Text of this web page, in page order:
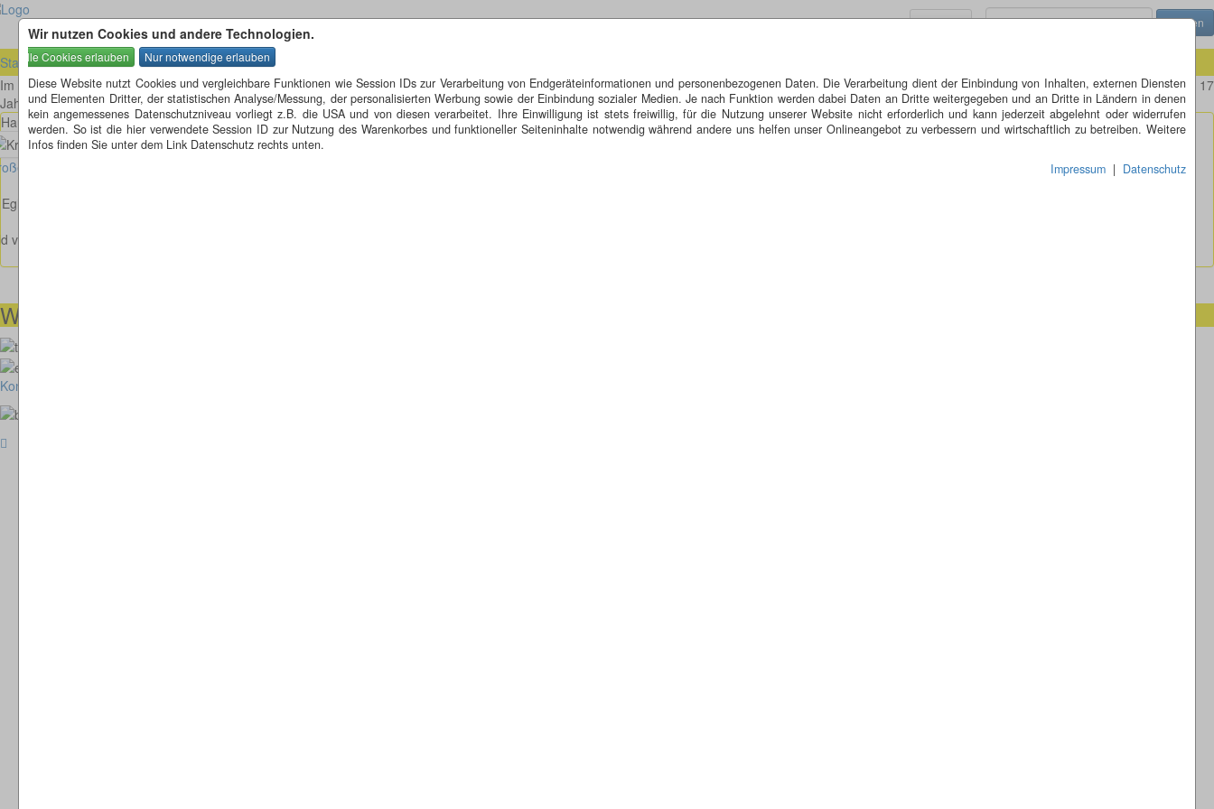
Wir nutzen Cookies und andere Technologien.
Diese Website nutzt Cookies und vergleichbare Funktionen wie Session IDs zur Verarbeitung von Endgeräteinformationen und personenbezogenen Daten. Die Verarbeitung dient der Einbindung von Inhalten, externen Diensten
und Elementen Dritter, der statistischen Analyse/Messung, der personalisierten Werbung sowie der Einbindung sozialer Medien. Je nach Funktion werden dabei Daten an Dritte weitergegeben und an Dritte in Ländern in denen
kein angemessenes Datenschutzniveau vorliegt z.B. die USA und von diesen verarbeitet. Ihre Einwilligung ist stets freiwillig, für die Nutzung unserer Website nicht erforderlich und kann jederzeit abgelehnt oder widerrufen
werden. So ist die hier verwendete Session ID zur Nutzung des Warenkorbes und funktioneller Seiteninhalte notwendig während andere uns helfen unser Onlineangebot zu verbessern und wirtschaftlich zu betreiben. Weitere
Infos finden Sie unter dem Link Datenschutz rechts unten.
Impressum | Datenschutz
Menü
Startseite » ausländische Kreisel » Schweiz » Zürich (ZH)
Im Kanton Zürich liegt Eglisau, es ist geprägt vom Weinanbau, der "Eglisauer Stadtberger" ist sehr bekannt. Eglisau liegt am Rhein und auch bekannt für seine Altstadt, deren Häuser überwiegend aus dem 17
Jahrhundert stammen.
Hauptstrasse Richtung Schaffhausen
Bild anzeigen
in der Hauptstrasse Richtung Schaffhausen steht dieser Kreisverkehr.
von Georg Matter
Wir helfen Ihnen gerne weiter
Kontakt